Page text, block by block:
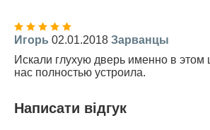
Игорь 02.01.2018 Зарванцы
Искали глухую дверь именно в этом
нас полностью устроила.
Написати відгук